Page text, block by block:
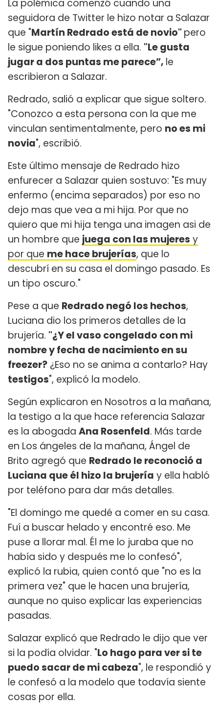
La polémica comenzó cuando una
seguidora de Twitter le hizo notar a Salazar
que "Martín Redrado está de novio" pero
le sigue poniendo likes a ella. "Le gusta
jugar a dos puntas me parece”, le
escribieron a Salazar.
Redrado, salió a explicar que sigue soltero.
"Conozco a esta persona con la que me
vinculan sentimentalmente, pero no es mi
novia", escribió.
Este último mensaje de Redrado hizo
enfurecer a Salazar quien sostuvo: "Es muy
enfermo (encima separados) por eso no
dejo mas que vea a mi hija. Por que no
quiero que mi hija tenga una imagen asi de
un hombre que juega con las mujeres y
por que me hace brujerías, que lo
descubrí en su casa el domingo pasado. Es
un tipo oscuro."
Pese a que Redrado negó los hechos,
Luciana dio los primeros detalles de la
brujería. "¿Y el vaso congelado con mi
nombre y fecha de nacimiento en su
freezer? ¿Eso no se anima a contarlo? Hay
testigos", explicó la modelo.
Según explicaron en Nosotros a la mañana,
la testigo a la que hace referencia Salazar
es la abogada Ana Rosenfeld. Más tarde
en Los ángeles de la mañana, Ángel de
Brito agregó que Redrado le reconoció a
Luciana que él hizo la brujería y ella habló
por teléfono para dar más detalles.
"El domingo me quedé a comer en su casa.
Fuí a buscar helado y encontré eso. Me
puse a llorar mal. Él me lo juraba que no
había sido y después me lo confesó",
explicó la rubia, quien contó que "no es la
primera vez" que le hacen una brujería,
aunque no quiso explicar las experiencias
pasadas.
Salazar explicó que Redrado le dijo que ver
si la podía olvidar. "Lo hago para ver si te
puedo sacar de mi cabeza", le respondió y
le confesó a la modelo que todavía siente
cosas por ella.